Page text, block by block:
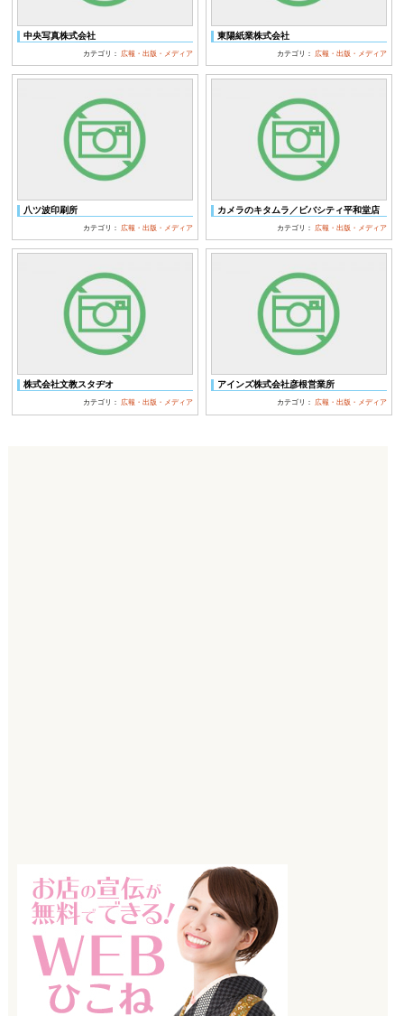
中央写真株式会社
カテゴリ： 広報・出版・メディア
東陽紙業株式会社
カテゴリ： 広報・出版・メディア
八ツ波印刷所
カテゴリ：広報・出版・メディア
カメラのキタムラ／ビバシティ平和堂店
カテゴリ：広報・出版・メディア
株式会社文教スタヂオ
カテゴリ：広報・出版・メディア
アインズ株式会社彦根営業所
カテゴリ：広報・出版・メディア